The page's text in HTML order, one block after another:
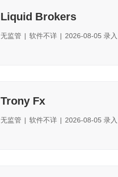
Liquid Brokers
无监管 | 软件不详 | 2026-08-05 录入
Trony Fx
无监管 | 软件不详 | 2026-08-05 录入